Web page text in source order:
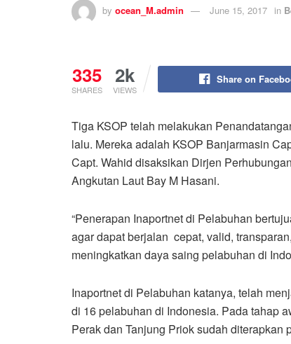
by ocean_M.admin June 15, 2017 in
335
SHARES
2k
VIEWS
Share on
Tiga KSOP telah melakukan
lalu. Mereka adalah KSOP Banjarmasin
Capt. Wahid disaksikan Dirjen
Angkutan Laut Bay M Hasani.
“Penerapan Inaportnet di Pelabuhan
agar dapat berjalan cepat, valid,
meningkatkan daya saing pelabuhan di
Inaportnet di Pelabuhan katanya, telah
di 16 pelabuhan di Indonesia. Pada tahap
Perak dan Tanjung Priok sudah diterapkan